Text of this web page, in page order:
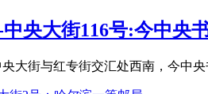
央大街116号:今中央
大街与红专街交汇处西南，今中